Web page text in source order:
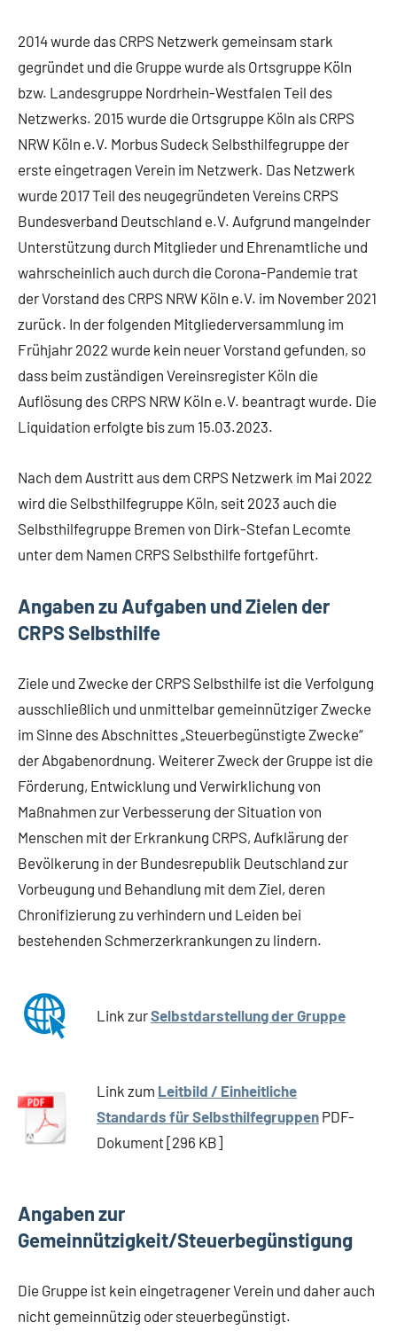
2014 wurde das CRPS Netzwerk gemeinsam stark
gegründet und die Gruppe wurde als Ortsgruppe Köln
bzw. Landesgruppe Nordrhein-Westfalen Teil des
Netzwerks. 2015 wurde die Ortsgruppe Köln als CRPS
NRW Köln e.V. Morbus Sudeck Selbsthilfegruppe der
erste eingetragen Verein im Netzwerk. Das Netzwerk
wurde 2017 Teil des neugegründeten Vereins CRPS
Bundesverband Deutschland e.V. Aufgrund mangelnder
Unterstützung durch Mitglieder und Ehrenamtliche und
wahrscheinlich auch durch die Corona-Pandemie trat
der Vorstand des CRPS NRW Köln e.V. im November 2021
zurück. In der folgenden Mitgliederversammlung im
Frühjahr 2022 wurde kein neuer Vorstand gefunden, so
dass beim zuständigen Vereinsregister Köln die
Auflösung des CRPS NRW Köln e.V. beantragt wurde. Die
Liquidation erfolgte bis zum 15.03.2023.
Nach dem Austritt aus dem CRPS Netzwerk im Mai 2022
wird die Selbsthilfegruppe Köln, seit 2023 auch die
Selbsthilfegruppe Bremen von Dirk-Stefan Lecomte
unter dem Namen CRPS Selbsthilfe fortgeführt.
Angaben zu Aufgaben und Zielen der
CRPS Selbsthilfe
Ziele und Zwecke der CRPS Selbsthilfe ist die Verfolgung
ausschließlich und unmittelbar gemeinnütziger Zwecke
im Sinne des Abschnittes „Steuerbegünstigte Zwecke“
der Abgabenordnung. Weiterer Zweck der Gruppe ist die
Förderung, Entwicklung und Verwirklichung von
Maßnahmen zur Verbesserung der Situation von
Menschen mit der Erkrankung CRPS, Aufklärung der
Bevölkerung in der Bundesrepublik Deutschland zur
Vorbeugung und Behandlung mit dem Ziel, deren
Chronifizierung zu verhindern und Leiden bei
bestehenden Schmerzerkrankungen zu lindern.
Link zurSelbstdarstellung der Gruppe
Link zum Leitbild / Einheitliche
Standards für SelbsthilfegruppenPDF-
Dokument [296 KB]
Angaben zur
Gemeinnützigkeit/Steuerbegünstigung
Die Gruppe ist kein eingetragener Verein und daher auch
nicht gemeinnützig oder steuerbegünstigt.